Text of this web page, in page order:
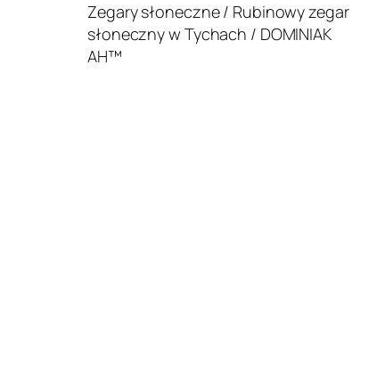
Zegary słoneczne / Rubinowy zegar
słoneczny w Tychach / DOMINIAK
AH™